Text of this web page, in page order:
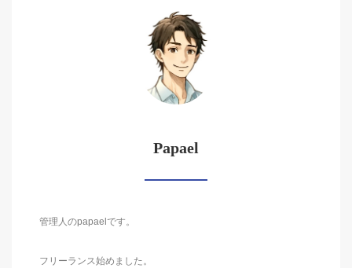
Papael
管理人のpapaelです。
フリーランス始めました。